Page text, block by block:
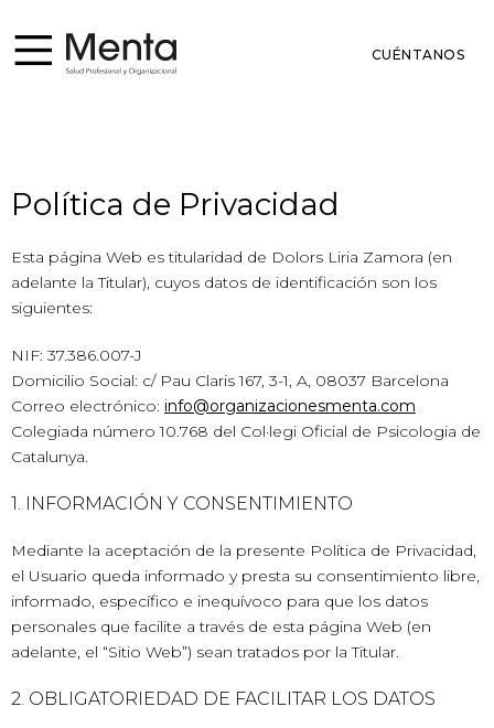
CUÉNTANOS
Política de Privacidad
Esta página Web es titularidad de Dolors Liria Zamora (en
adelante la Titular), cuyos datos de identificación son los
siguientes:
NIF: 37.386.007-J
Domicilio Social: c/ Pau Claris 167, 3-1, A, 08037 Barcelona
Correo electrónico: info@organizacionesmenta.com
Colegiada número 10.768 del Col·legi Oficial de Psicologia de
Catalunya.
1. INFORMACIÓN Y CONSENTIMIENTO
Mediante la aceptación de la presente Política de Privacidad,
el Usuario queda informado y presta su consentimiento libre,
informado, específico e inequívoco para que los datos
personales que facilite a través de esta página Web (en
adelante, el “Sitio Web”) sean tratados por la Titular.
2. OBLIGATORIEDAD DE FACILITAR LOS DATOS